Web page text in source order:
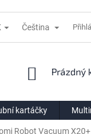
DODACÍ
Čeština
NÁKUPNÍ
Prázdný
kartáčky
Robot Vacuum X20+